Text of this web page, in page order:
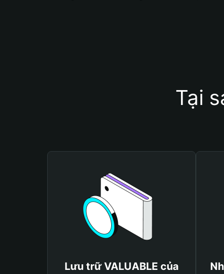
Tại
Lưu trữ VALUABLE của